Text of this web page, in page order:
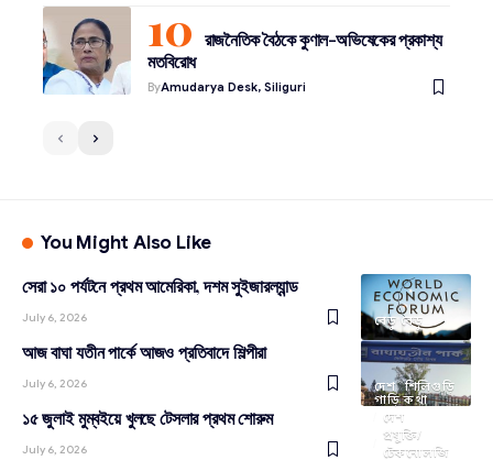
রাজনৈতিক বৈঠকে কুণাল-অভিষেকের প্রকাশ্য
মতবিরোধ
ByAmudarya Desk, Siliguri
You Might Also Like
বেড়ু বেড়ু
সেরা ১০ পর্যটনে প্রথম আমেরিকা, দশম সুইজারল্যান্ড
July 6, 2026
দেশ শিলিগুড়ি
আজ বাঘা যতীন পার্কে আজও প্রতিবাদে শিল্পীরা
July 6, 2026
গাড়ি কথা
দেশ
প্রযুক্তি/
টেকনোলজি
১৫ জুলাই মুম্বইয়ে খুলছে টেসলার প্রথম শোরুম
July 6, 2026